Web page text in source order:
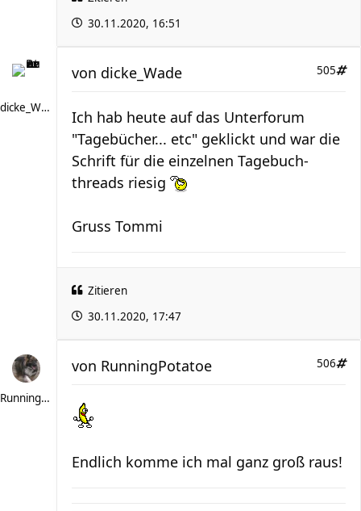
30.11.2020, 16:51
dicke_Wade
505
von dicke_Wade
Ich hab heute auf das Unterforum
"Tagebücher... etc" geklickt und war die
Schrift für die einzelnen Tagebuch-
threads riesig
Gruss Tommi
Zitieren
30.11.2020, 17:47
RunningPotatoe
506
von RunningPotatoe
Endlich komme ich mal ganz groß raus!